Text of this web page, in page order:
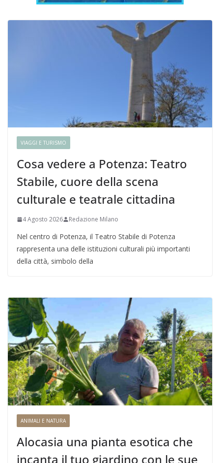
VIAGGI E TURISMO
Cosa vedere a Potenza: Teatro
Stabile, cuore della scena
culturale e teatrale cittadina
4 Agosto 2026 Redazione Milano
Nel centro di Potenza, il Teatro Stabile di Potenza
rappresenta una delle istituzioni culturali più importanti
della città, simbolo della
ANIMALI E NATURA
Alocasia una pianta esotica che
incanta il tuo giardino con le sue